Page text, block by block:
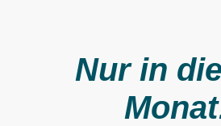
Nur in